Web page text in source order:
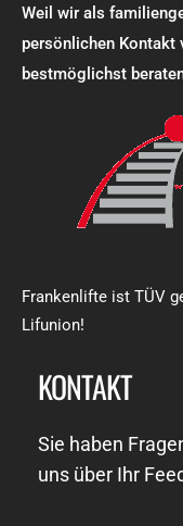
Weil wir als
persönlichen Kontakt
bestmöglichst
Frankenlifte ist TÜV
Lifunion!
KONTAKT
Sie haben
uns über Ihr